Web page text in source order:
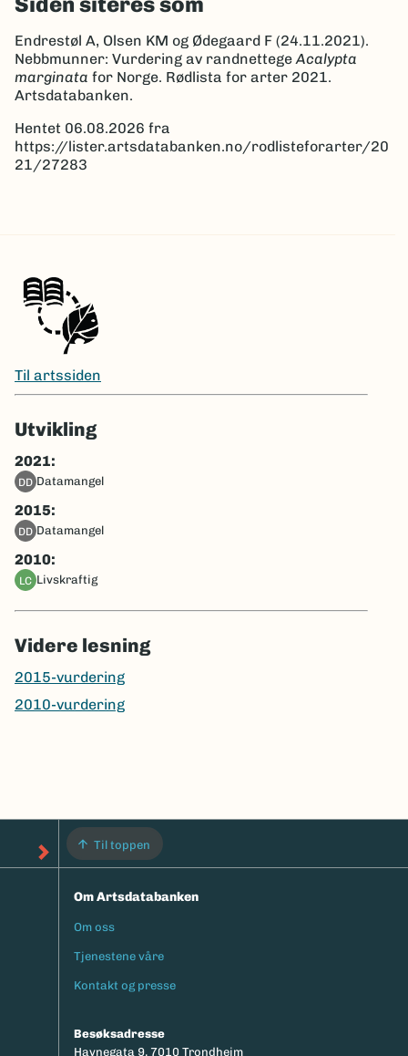
Endrestøl A, Olsen KM og Ødegaard F (24.11.2021).
Nebbmunner: Vurdering av randnettegeAcalypta
marginata for Norge. Rødlista for arter 2021.
Artsdatabanken.
Hentet 06.08.2026 fra
https://lister.artsdatabanken.no/rodlisteforarter/20
21/27283
Til artssiden
Utvikling
2021:
DD datamangel
2015:
DD datamangel
2010:
LC livskraftig
Videre lesning
2015-vurdering
2010-vurdering
Til toppen
Om Artsdatabanken
Footermeny
Om oss
Tjenestene våre
Kontakt og presse
Besøksadresse
Havnegata 9, 7010 Trondheim